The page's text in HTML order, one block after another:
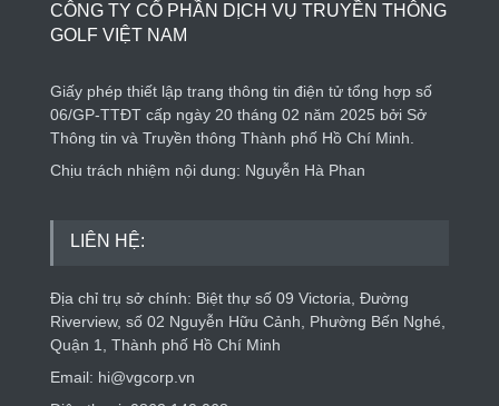
CÔNG TY CỔ PHẦN DỊCH VỤ TRUYỀN THÔNG
GOLF VIỆT NAM
Giấy phép thiết lập trang thông tin điện tử tổng hợp số
06/GP-TTĐT cấp ngày 20 tháng 02 năm 2025 bởi Sở
Thông tin và Truyền thông Thành phố Hồ Chí Minh.
Chịu trách nhiệm nội dung: Nguyễn Hà Phan
LIÊN HỆ:
Địa chỉ trụ sở chính: Biệt thự số 09 Victoria, Đường
Riverview, số 02 Nguyễn Hữu Cảnh, Phường Bến Nghé,
Quận 1, Thành phố Hồ Chí Minh
Email: hi@vgcorp.vn